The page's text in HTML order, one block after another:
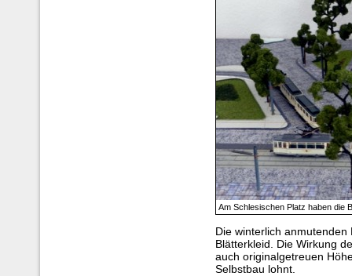
Am Schlesischen Platz haben die
Die winterlich
Blätterkleid. Die Wirkung
auch originalgetreuen
Selbstbau lohnt.